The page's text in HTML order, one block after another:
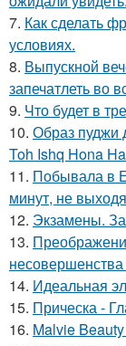
7. Как сделать
условиях.
8. Выпускной
запечатлеть во
9. Что будет в
10. Образ пуджи
Toh Ishq Hona
11. Побывала в
минут, не
12. Экзамены.
13.
14. Идеальная
15. Прическа -
16. Malvie